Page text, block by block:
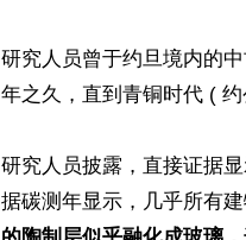
研究人员曾于约旦境内的
年之久，直到青铜时代 ( 约
研究人员披露，直接证据
据碳测年显示，几乎所有